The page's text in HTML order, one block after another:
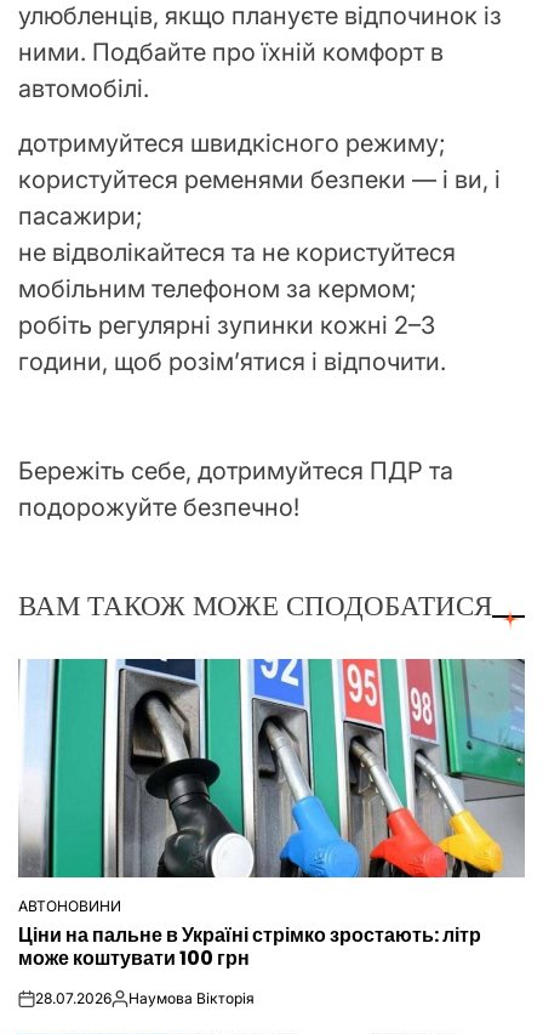
улюбленців, якщо плануєте відпочинок із
ними. Подбайте про їхній комфорт в
автомобілі.
дотримуйтеся швидкісного режиму;
користуйтеся ременями безпеки — і ви, і
пасажири;
не відволікайтеся та не користуйтеся
мобільним телефоном за кермом;
робіть регулярні зупинки кожні 2–3
години, щоб розім’ятися і відпочити.
Бережіть себе, дотримуйтеся ПДР та
подорожуйте безпечно!
ВАМ ТАКОЖ МОЖЕ СПОДОБАТИСЯ
ОПУБЛІКУВАТИ
У
АВТОНОВИНИ
Ціни на пальне в Україні стрімко зростають: літр
може коштувати 100 грн
on28.07.2026Опубліковано
Наумова Вікторія